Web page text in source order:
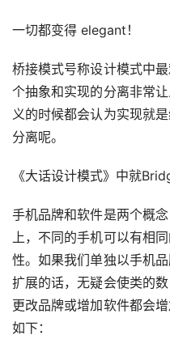
一切都变得 elegant！
桥接模式号称设计模式中
个抽象和实现的分离非常
义的时候都会认为实现就
分离呢。
《大话设计模式》中就
手机品牌和软件是两个概
上，不同的手机可以有相
性。如果我们单独以手机
扩展的话，无疑会使类的
更改品牌或增加软件都会
如下：